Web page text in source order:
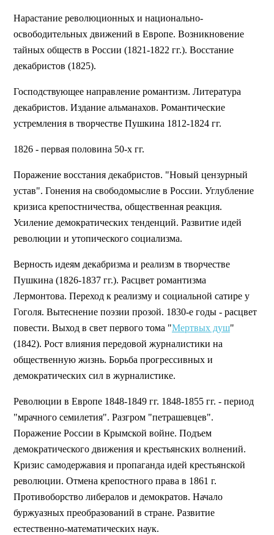
Нарастание революционных и национально-
освободительных движений в Европе. Возникновение
тайных обществ в России (1821-1822 гг.). Восстание
декабристов (1825).
Господствующее направление романтизм. Литература
декабристов. Издание альманахов. Романтические
устремления в творчестве Пушкина 1812-1824 гг.
1826 - первая половина 50-х гг.
Поражение восстания декабристов. "Новый цензурный
устав". Гонения на свободомыслие в России. Углубление
кризиса крепостничества, общественная реакция.
Усиление демократических тенденций. Развитие идей
революции и утопического социализма.
Верность идеям декабризма и реализм в творчестве
Пушкина (1826-1837 гг.). Расцвет романтизма
Лермонтова. Переход к реализму и социальной сатире у
Гоголя. Вытеснение поэзии прозой. 1830-е годы - расцвет
повести. Выход в свет первого тома "Мертвых душ"
(1842). Рост влияния передовой журналистики на
общественную жизнь. Борьба прогрессивных и
демократических сил в журналистике.
Революции в Европе 1848-1849 гг. 1848-1855 гг. - период
"мрачного семилетия". Разгром "петрашевцев".
Поражение России в Крымской войне. Подъем
демократического движения и крестьянских волнений.
Кризис самодержавия и пропаганда идей крестьянской
революции. Отмена крепостного права в 1861 г.
Противоборство либералов и демократов. Начало
буржуазных преобразований в стране. Развитие
естественно-математических наук.